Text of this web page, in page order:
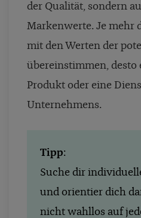
der Qualität, sondern
Markenwerte. Je mehr
mit den Werten der
übereinstimmen, desto
Produkt oder eine
Unternehmens.
Tipp:
Suche dir
und orientier dich
nicht wahllos auf